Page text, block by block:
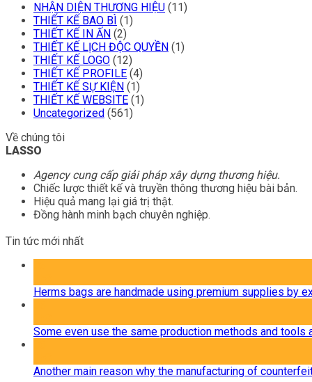
NHẬN DIỆN THƯƠNG HIỆU (11)
THIẾT KẾ BAO BÌ (1)
THIẾT KẾ IN ẤN (2)
THIẾT KẾ LỊCH ĐỘC QUYỀN (1)
THIẾT KẾ LOGO (12)
THIẾT KẾ PROFILE (4)
THIẾT KẾ SỰ KIỆN (1)
THIẾT KẾ WEBSITE (1)
Uncategorized (561)
Về chúng tôi
LASSO
Agency cung cấp giải pháp xây dựng thương hiệu.
Chiếc lược thiết kế và truyền thông thương hiệu bài bản.
Hiệu quả mang lại giá trị thật.
Đồng hành minh bạch chuyên nghiệp.
Tin tức mới nhất
Herms bags are handmade using premium supplies by
Some even use the same production methods and tools
Another main reason why the manufacturing of